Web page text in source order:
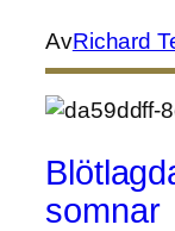
AvRichard
somnar